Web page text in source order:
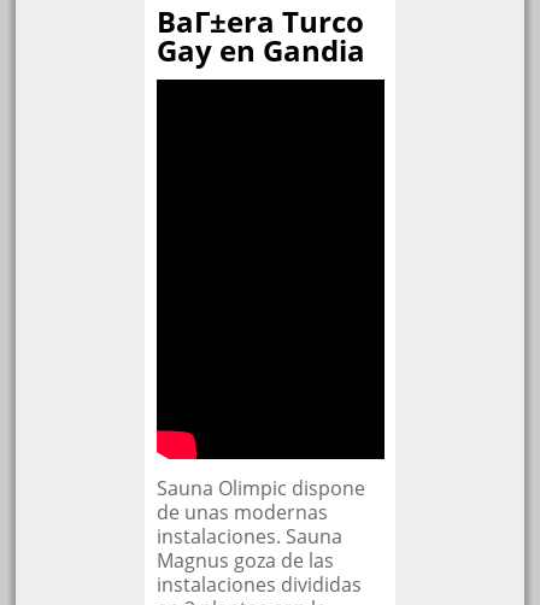
BaГ±era Turco
Gay en Gandia
Sauna Olimpic dispone
de unas modernas
instalaciones. Sauna
Magnus goza de las
instalaciones divididas